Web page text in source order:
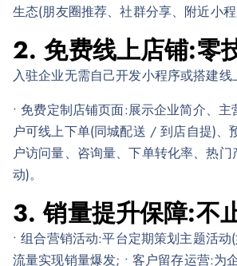
生态(朋友圈推荐、社群分享、附近小
2. 免费线上店铺:零
入驻企业无需自己开发小程序或搭建
• 免费定制店铺页面:展示企业简介、
户可线上下单(同城配送 / 到店自提)、
户访问量、咨询量、下单转化率、热
动)。
3. 销量提升保障:不
• 组合营销活动:平台定期策划主题活
流量实现销量爆发; • 客户留存运营:为